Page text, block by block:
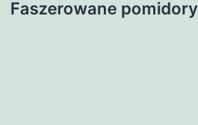
Faszerowane pomidory